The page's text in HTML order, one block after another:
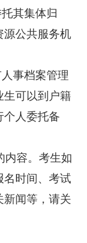
其集体归
源公共服务机
事档案管理
生可以到户籍
个人委托备
内容。考生如
名时间、考试
新闻等，请关